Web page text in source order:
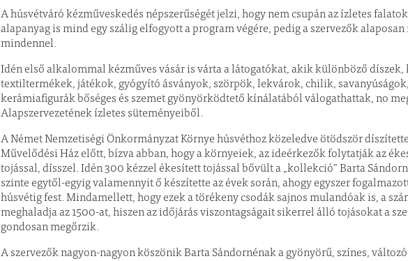
A húsvétváró kézműveskedés népszerűségét jelzi, hogy nem csupán az ízletes
alapanyag is mind egy szálig elfogyott a program végére, pedig a szervezők
mindennel.
Idén első alkalommal kézműves vásár is várta a látogatókat, akik különböző
textiltermékek, játékok, gyógyító ásványok, szörpök, lekvárok, chilik,
kerámiafigurák bőséges és szemet gyönyörködtető kínálatából válogathattak, no
Alapszervezetének ízletes süteményeiből.
A Német Nemzetiségi Önkormányzat Környe húsvéthoz közeledve ötödször
Művelődési Ház előtt, bízva abban, hogy a környeiek, az ideérkezők folytatják az
tojással, dísszel. Idén 300 kézzel ékesített tojással bővült a „kollekció” Barta
szinte egytől-egyig valamennyit ő készítette az évek során, ahogy egyszer
húsvétig fest. Mindamellett, hogy ezek a törékeny csodák sajnos mulandóak is, a
meghaladja az 1500-at, hiszen az időjárás viszontagságait sikerrel álló tojásokat a
gondosan megőrzik.
A szervezők nagyon-nagyon köszönik Barta Sándornénak a gyönyörű, színes,